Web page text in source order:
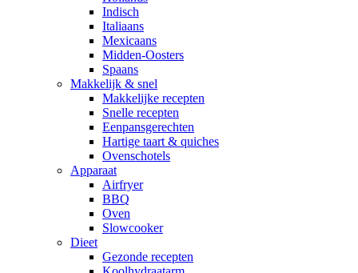
Indisch
Italiaans
Mexicaans
Midden-Oosters
Spaans
Makkelijk & snel
Makkelijke recepten
Snelle recepten
Eenpansgerechten
Hartige taart & quiches
Ovenschotels
Apparaat
Airfryer
BBQ
Oven
Slowcooker
Dieet
Gezonde recepten